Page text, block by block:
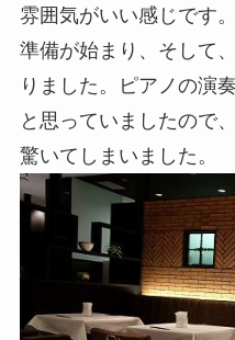
雰囲気がいい感じです
準備が始まり、そして
りました。ピアノの演
と思っていましたので
驚いてしまいました。